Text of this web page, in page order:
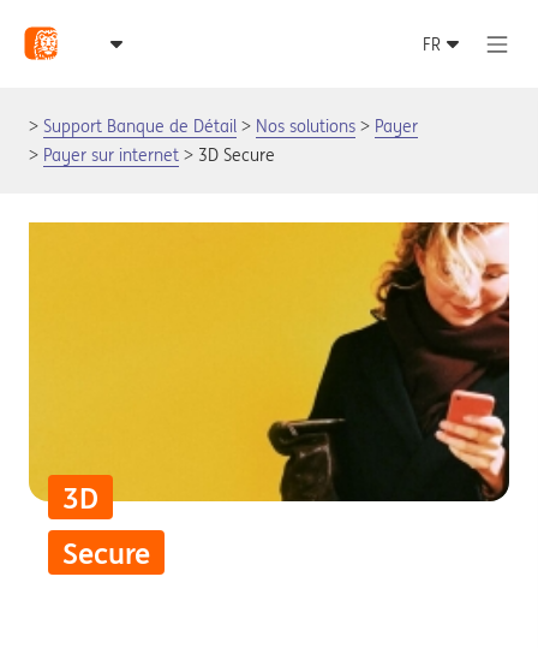
Support Banque de Détail Nos solutions
Payer
Payer sur internet
3D Secure
3D
Secure